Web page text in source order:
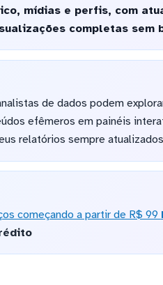
mídias e perfis, com
completas sem
de dados podem
efêmeros em painéis
relatórios sempre
começando a partir de R$ 99